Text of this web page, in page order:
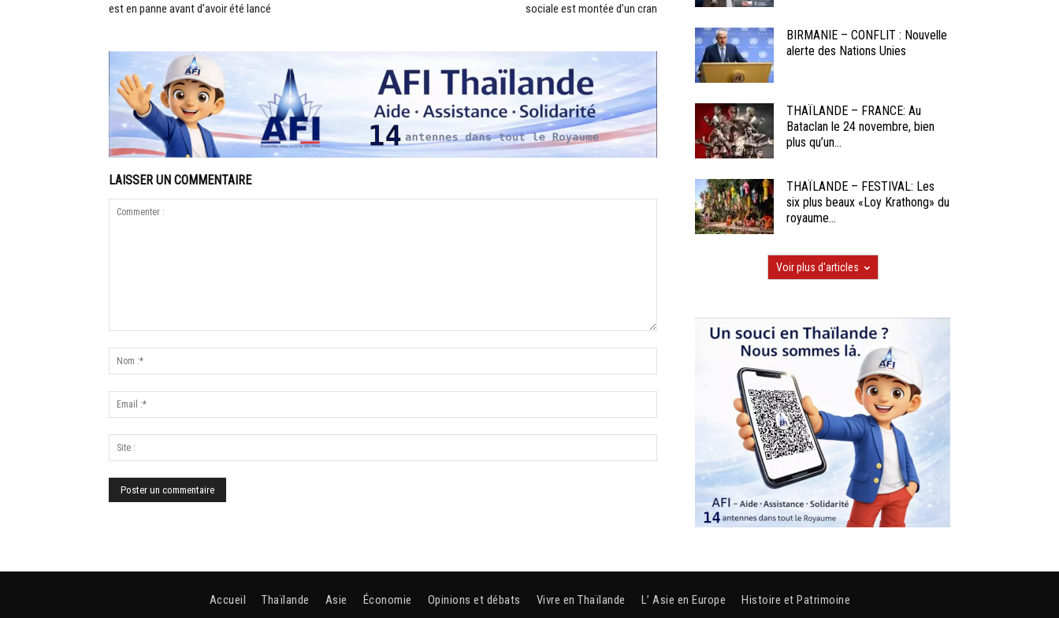
est en panne avant d’avoir été lancé
sociale est montée d’un cran
LAISSER UN COMMENTAIRE
BIRMANIE – CONFLIT : Nouvelle
alerte des Nations Unies
THAÏLANDE – FRANCE: Au
Bataclan le 24 novembre, bien
plus qu’un...
THAÏLANDE – FESTIVAL: Les
six plus beaux «Loy Krathong» du
royaume...
Voir plus d'articles
Accueil Thaïlande Asie Économie Opinions et débats Vivre en Thaïlande L’ Asie en Europe Histoire et Patrimoine